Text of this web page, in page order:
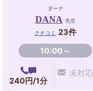
ダーナ
DANA 先生
クチコミ
23件
10:00～
240円/1分
未対応